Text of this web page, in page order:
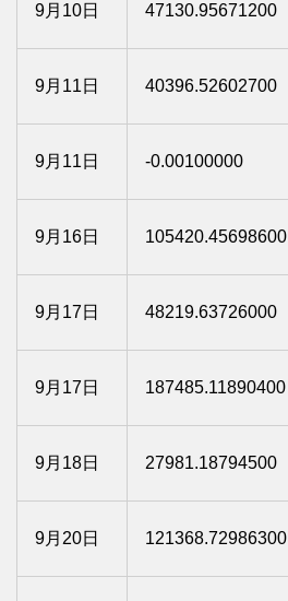
9月10日 47130.95671200
9月11日 40396.52602700
9月11日 -0.00100000
9月16日 105420.45698600
9月17日 48219.63726000
9月17日 187485.11890400
9月18日 27981.18794500
9月20日 121368.72986300